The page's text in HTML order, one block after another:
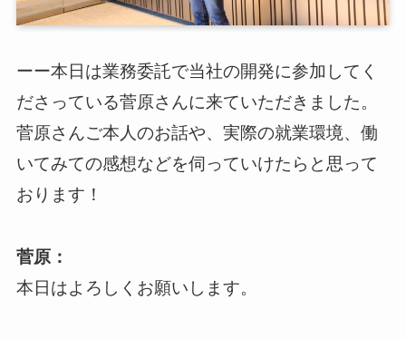
スーツアップを無料ではじめる▶
サービス概要資料はこちら
ーー本日は業務委託で当社の開発に参加してく
ださっている菅原さんに来ていただきました。
菅原さんご本人のお話や、実際の就業環境、働
いてみての感想などを伺っていけたらと思って
おります！
菅原：
本日はよろしくお願いします。